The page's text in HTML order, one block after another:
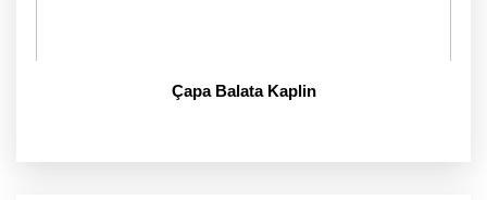
Çapa Balata Kaplin